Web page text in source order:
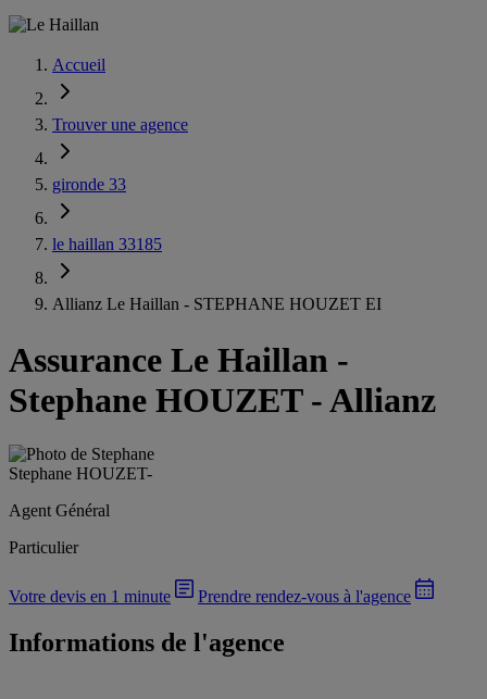
Accueil
Trouver une agence
gironde 33
le haillan 33185
Allianz Le Haillan - STEPHANE HOUZET EI
Assurance Le Haillan -
Stephane HOUZET - Allianz
Stephane HOUZET-
Agent Général
Particulier
Votre devis en 1 minute Prendre rendez-vous à l'agence
Informations de l'agence